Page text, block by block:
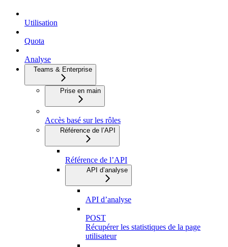
Utilisation
Quota
Analyse
Teams & Enterprise
Prise en main
Accès basé sur les rôles
Référence de l’API
Référence de l’API
API d’analyse
API d’analyse
POST
Récupérer les statistiques de la page
utilisateur